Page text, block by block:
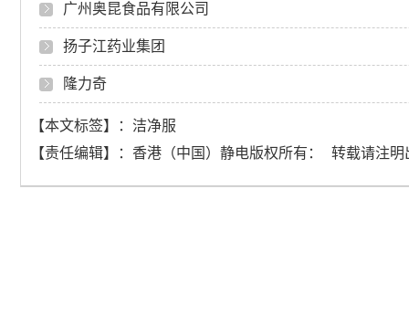
广州奥昆食品有限公司
扬子江药业集团
隆力奇
【本文标签】： 洁净服
【责任编辑】： 香港（中国）静电版权所有： 转载请注明